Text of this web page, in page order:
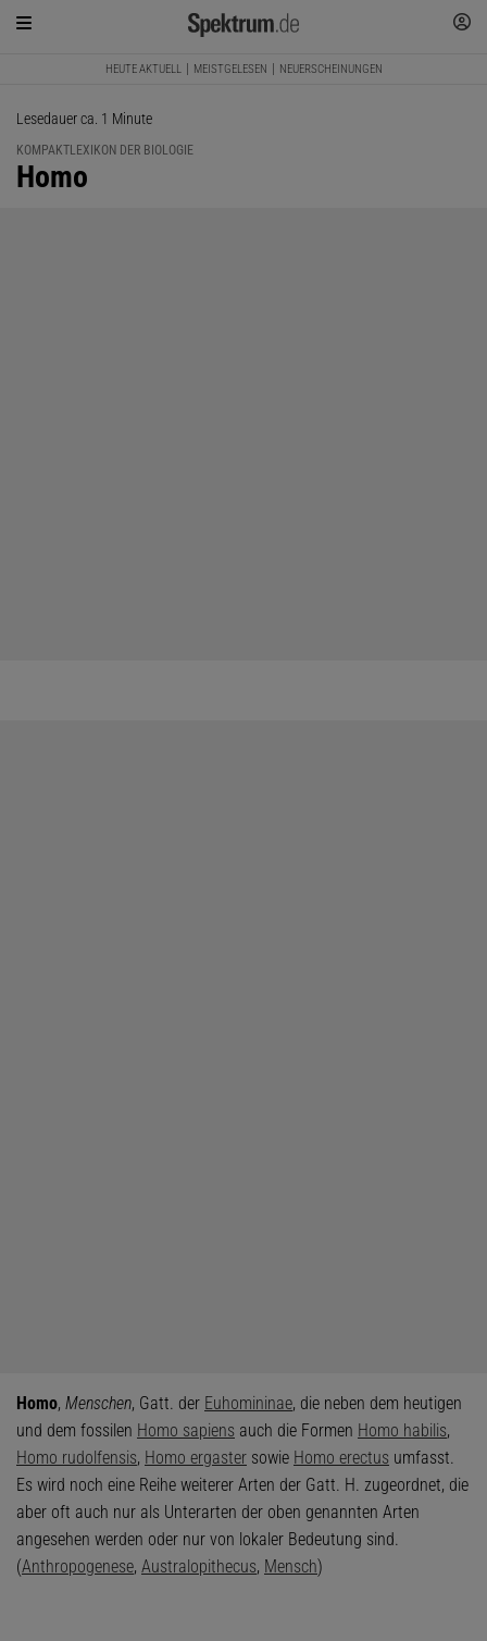
HEUTE AKTUELL MEISTGELESEN NEUERSCHEINUNGEN
Lesedauer ca. 1 Minute
KOMPAKTLEXIKON DER BIOLOGIE
:
Homo
Homo, Menschen, Gatt. der Euhomininae, die neben dem heutigen
und dem fossilen Homo sapiens auch die Formen Homo habilis,
Homo rudolfensis, Homo ergaster sowie Homo erectus umfasst.
Es wird noch eine Reihe weiterer Arten der Gatt. H. zugeordnet, die
aber oft auch nur als Unterarten der oben genannten Arten
angesehen werden oder nur von lokaler Bedeutung sind.
(Anthropogenese, Australopithecus, Mensch)